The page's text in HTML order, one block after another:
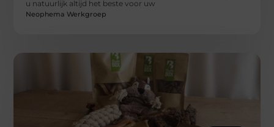
u natuurlijk altijd het beste voor uw
Neophema Werkgroep